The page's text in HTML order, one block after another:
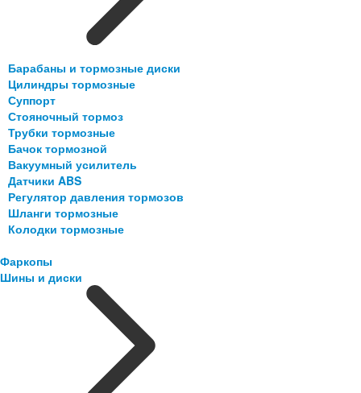
Барабаны и тормозные диски
Цилиндры тормозные
Суппорт
Стояночный тормоз
Трубки тормозные
Бачок тормозной
Вакуумный усилитель
Датчики ABS
Регулятор давления тормозов
Шланги тормозные
Колодки тормозные
Фаркопы
Шины и диски